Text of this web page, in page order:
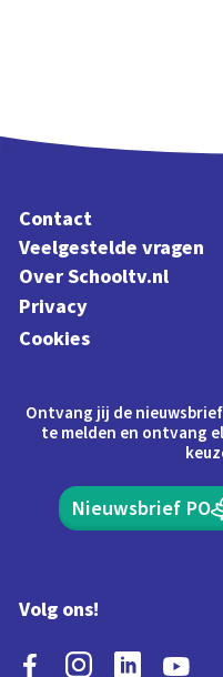
Contact
Veelgestelde vragen
Over Schooltv.nl
Privacy
Cookies
Ontvang jij de
te melden en ontvang
Nieuwsbrief PO
Volg ons!